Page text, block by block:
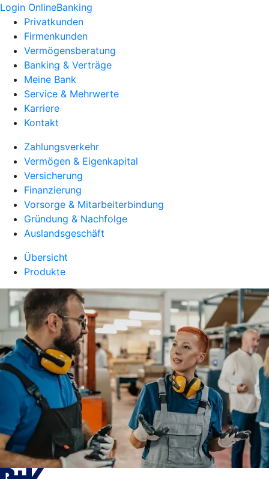
Login OnlineBanking
Privatkunden
Firmenkunden
Vermögensberatung
Banking & Verträge
Meine Bank
Service & Mehrwerte
Karriere
Kontakt
Zahlungsverkehr
Vermögen & Eigenkapital
Versicherung
Finanzierung
Vorsorge & Mitarbeiterbindung
Gründung & Nachfolge
Auslandsgeschäft
Übersicht
Produkte